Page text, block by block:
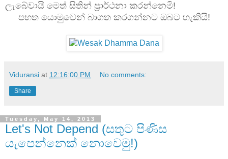
ලැබේවායි මෙත් සිතින් ප්‍රාර්ථනා කරන්නෙමි!
පහත යොමුවෙන් බාගත කරගන්නට ඔබට හැකියි!
Viduransi at 12:16:00 PM No comments:
Share
Tuesday, May 14, 2013
Let's Not Depend (සතුට පිණිස
යැපෙන්නෙක් නොවෙමු!)